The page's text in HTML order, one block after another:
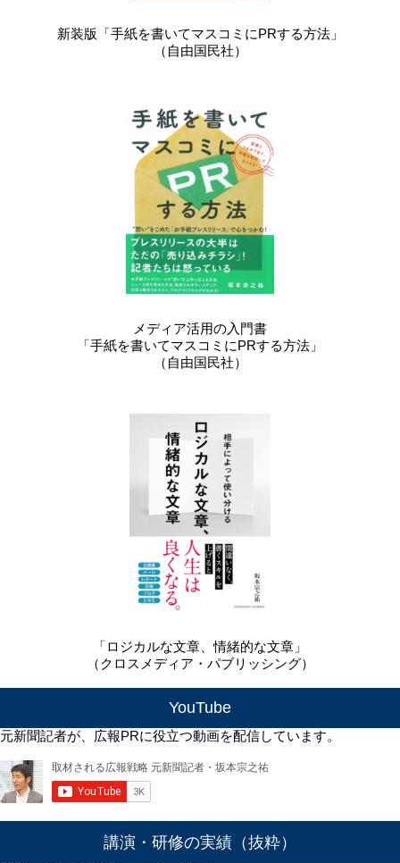
新装版「手紙を書いてマスコミにPRする方法」
（自由国民社）
メディア活用の入門書
「手紙を書いてマスコミにPRする方法」
（自由国民社）
「ロジカルな文章、情緒的な文章」
（クロスメディア・パブリッシング）
YouTube
元新聞記者が、広報PRに役立つ動画を配信しています。
講演・研修の実績（抜粋）